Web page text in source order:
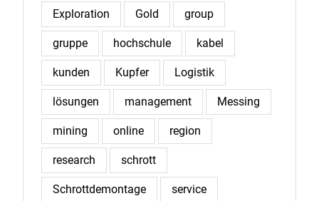
Exploration Gold group
gruppe hochschule kabel
kunden Kupfer Logistik
lösungen management Messing
mining online region
research schrott
Schrottdemontage service